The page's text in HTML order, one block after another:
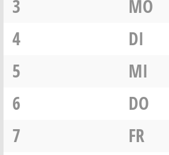
3
MO
4
DI
5
MI
6
DO
7
FR